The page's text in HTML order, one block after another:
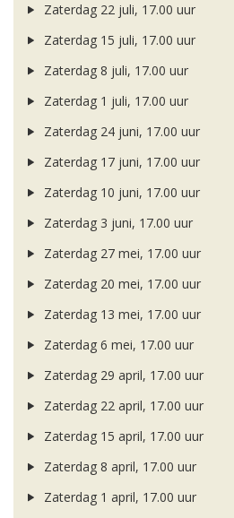
Zaterdag 22 juli, 17.00 uur
Zaterdag 15 juli, 17.00 uur
Zaterdag 8 juli, 17.00 uur
Zaterdag 1 juli, 17.00 uur
Zaterdag 24 juni, 17.00 uur
Zaterdag 17 juni, 17.00 uur
Zaterdag 10 juni, 17.00 uur
Zaterdag 3 juni, 17.00 uur
Zaterdag 27 mei, 17.00 uur
Zaterdag 20 mei, 17.00 uur
Zaterdag 13 mei, 17.00 uur
Zaterdag 6 mei, 17.00 uur
Zaterdag 29 april, 17.00 uur
Zaterdag 22 april, 17.00 uur
Zaterdag 15 april, 17.00 uur
Zaterdag 8 april, 17.00 uur
Zaterdag 1 april, 17.00 uur